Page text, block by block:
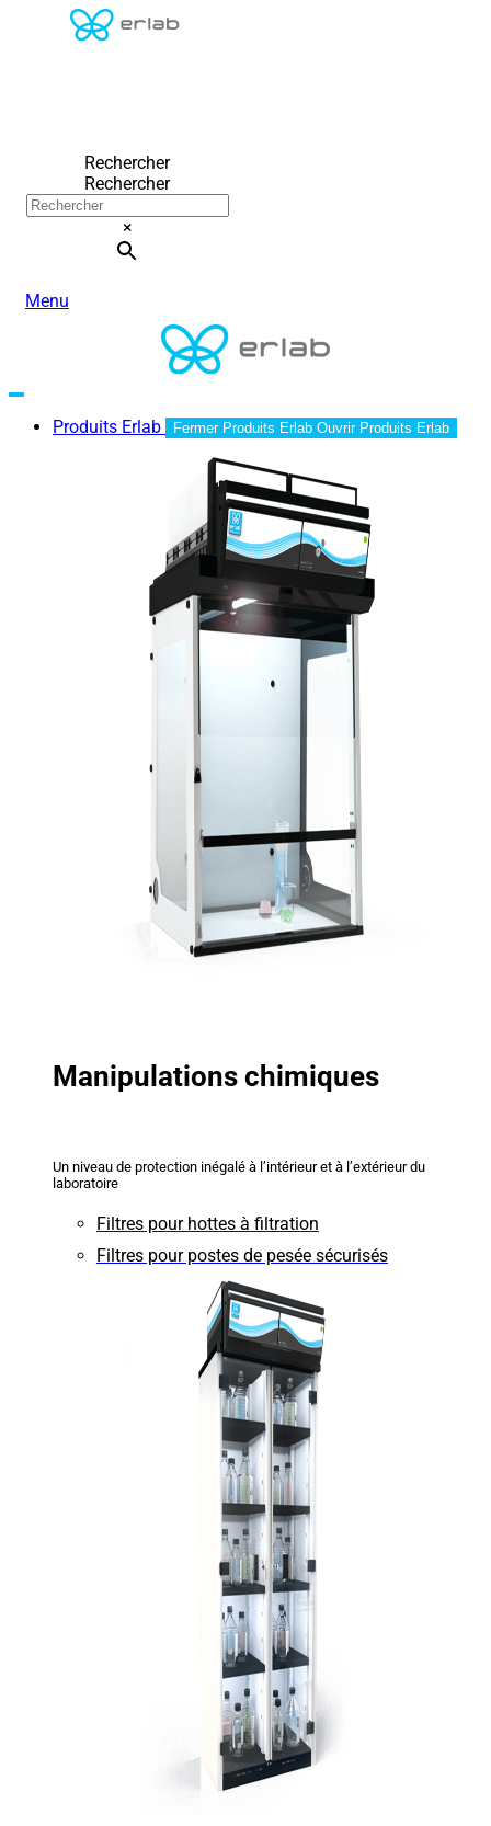
Rechercher
Rechercher
×
Menu
Produits Erlab Fermer Produits Erlab Ouvrir Produits Erlab
Manipulations chimiques
Un niveau de protection inégalé à l’intérieur et à l’extérieur du
laboratoire
Filtres pour hottes à filtration
Filtres pour postes de pesée sécurisés